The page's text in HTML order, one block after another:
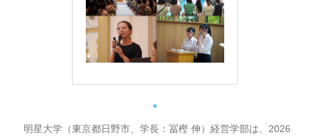
明星大学（東京都日野市、学長：冨樫 伸）経営学部は、2026